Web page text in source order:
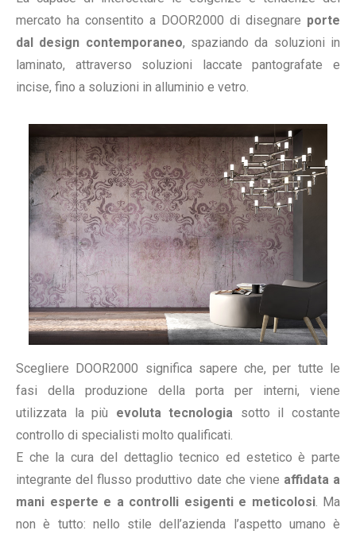
mercato ha consentito a DOOR2000 di disegnare porte
dal design contemporaneo, spaziando da soluzioni in
laminato, attraverso soluzioni laccate pantografate e
incise, fino a soluzioni in alluminio e vetro.
Scegliere DOOR2000 significa sapere che, per tutte le
fasi della produzione della porta per interni, viene
utilizzata la più evoluta tecnologia sotto il costante
controllo di specialisti molto qualificati.
E che la cura del dettaglio tecnico ed estetico è parte
integrante del flusso produttivo date che viene affidata a
mani esperte e a controlli esigenti e meticolosi. Ma
non è tutto: nello stile dell’azienda l’aspetto umano è